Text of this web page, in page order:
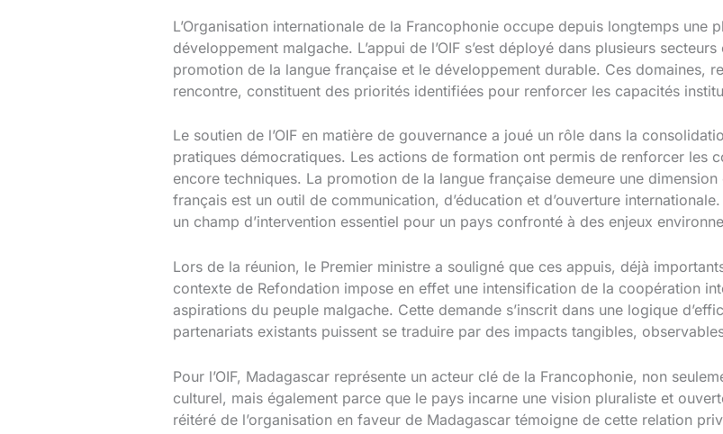
L’Organisation internationale de la Francophonie occupe depuis longtemps une
développement malgache. L’appui de l’OIF s’est déployé dans plusieurs
promotion de la langue française et le développement durable. Ces domaines,
rencontre, constituent des priorités identifiées pour renforcer les capacités
Le soutien de l’OIF en matière de gouvernance a joué un rôle dans la
pratiques démocratiques. Les actions de formation ont permis de renforcer les
encore techniques. La promotion de la langue française demeure une
français est un outil de communication, d’éducation et d’ouverture
un champ d’intervention essentiel pour un pays confronté à des enjeux
Lors de la réunion, le Premier ministre a souligné que ces appuis, déjà
contexte de Refondation impose en effet une intensification de la coopération
aspirations du peuple malgache. Cette demande s’inscrit dans une logique
partenariats existants puissent se traduire par des impacts tangibles,
Pour l’OIF, Madagascar représente un acteur clé de la Francophonie, non
culturel, mais également parce que le pays incarne une vision pluraliste et
réitéré de l’organisation en faveur de Madagascar témoigne de cette relation